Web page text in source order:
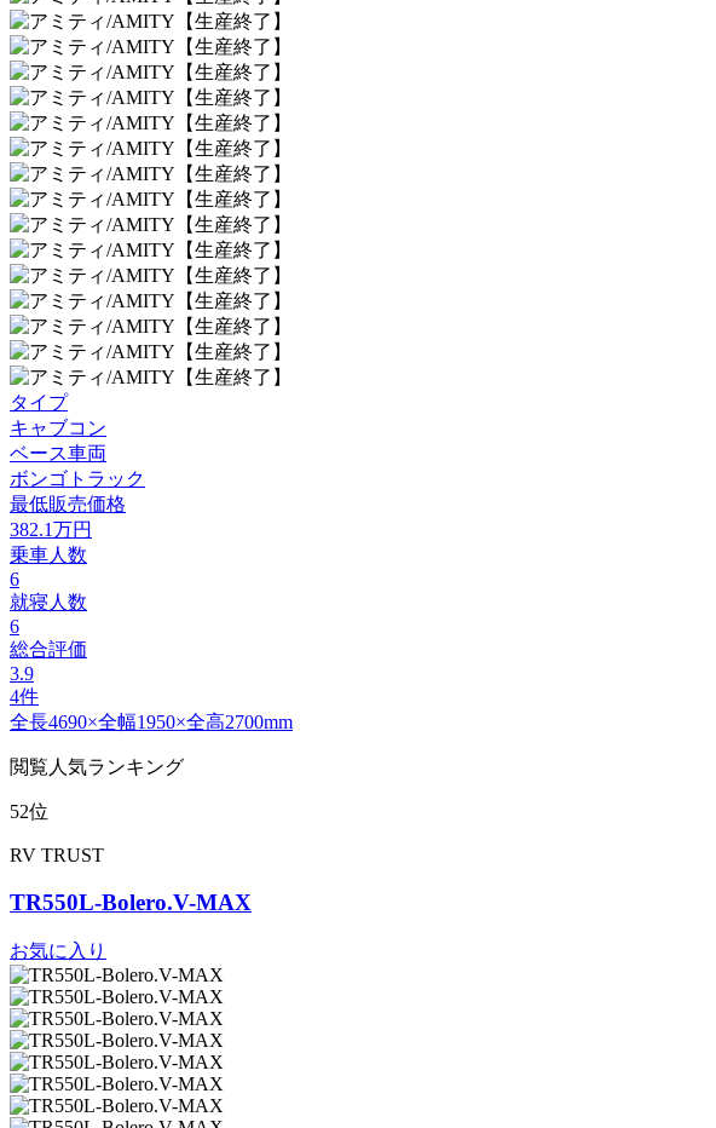
タイプ
キャブコン
ベース車両
ボンゴトラック
最低販売価格
382.1万円
乗車人数
6
就寝人数
6
総合評価
3.9
4件
全長4690×全幅1950×全高2700mm
閲覧人気ランキング
52位
RV TRUST
TR550L-Bolero.V-MAX
お気に入り